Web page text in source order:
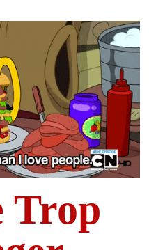
Trop